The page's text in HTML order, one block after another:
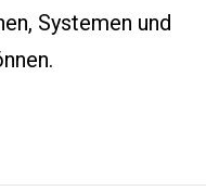
Systemen und